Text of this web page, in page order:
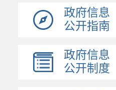
政府信息
公开指南
政府信息
公开制度